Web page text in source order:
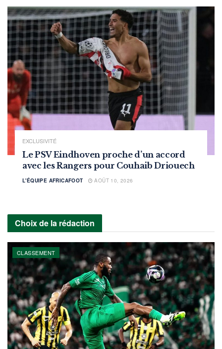
EXCLUSIVITÉ
Le PSV Eindhoven proche d’un accord
avec les Rangers pour Couhaib Driouech
L'ÉQUIPE AFRICAFOOT AOÛT 10, 2026
Choix de la rédaction
CLASSEMENT